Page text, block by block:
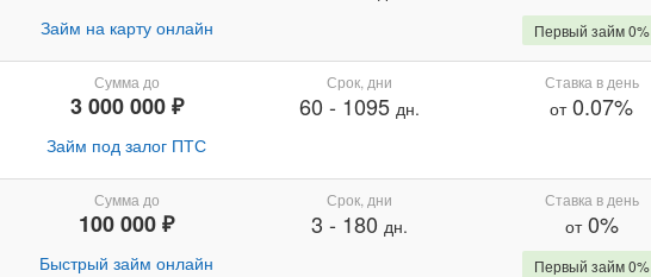
Займ на карту онлайн Первый займ 0%
Сумма до
3 000 000 ₽
Займ под залог ПТС
Срок, дни
60 - 1095 дн.
Ставка в день
от0.07%
Сумма до
100 000 ₽
Быстрый займ онлайн
Срок, дни
3 - 180 дн.
Ставка в день
от0%
Первый займ 0%